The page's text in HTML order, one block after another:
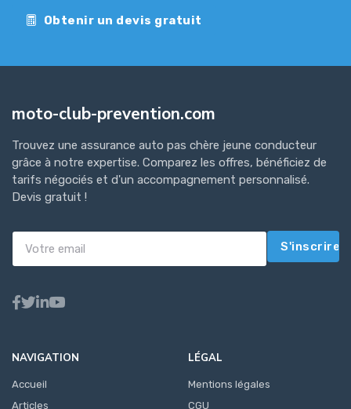
Obtenir un devis gratuit
moto-club-prevention.com
Trouvez une assurance auto pas chère jeune conducteur
grâce à notre expertise. Comparez les offres, bénéficiez de
tarifs négociés et d'un accompagnement personnalisé.
Devis gratuit !
S'inscrire
NAVIGATION
Accueil
Articles
LÉGAL
Mentions légales
CGU